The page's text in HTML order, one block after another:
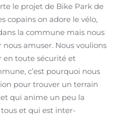
le projet de Bike Park de
copains on adore le vélo,
la commune mais nous
nous amuser. Nous voulions
en toute sécurité et
c’est pourquoi nous
pour trouver un terrain
qui anime un peu la
et qui est inter-